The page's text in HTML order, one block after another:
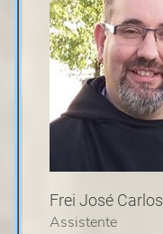
Frei José Carlos
Assistente